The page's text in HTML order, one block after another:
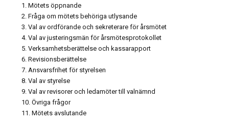
1. Mötets öppnande
2. Fråga om mötets behöriga utlysande
3. Val av ordförande och sekreterare för årsmötet
4. Val av justeringsmän för årsmötesprotokollet
5. Verksamhetsberättelse och kassarapport
6. Revisionsberättelse
7. Ansvarsfrihet för styrelsen
8. Val av styrelse
9. Val av revisorer och ledamöter till valnämnd
10. Övriga frågor
11. Mötets avslutande